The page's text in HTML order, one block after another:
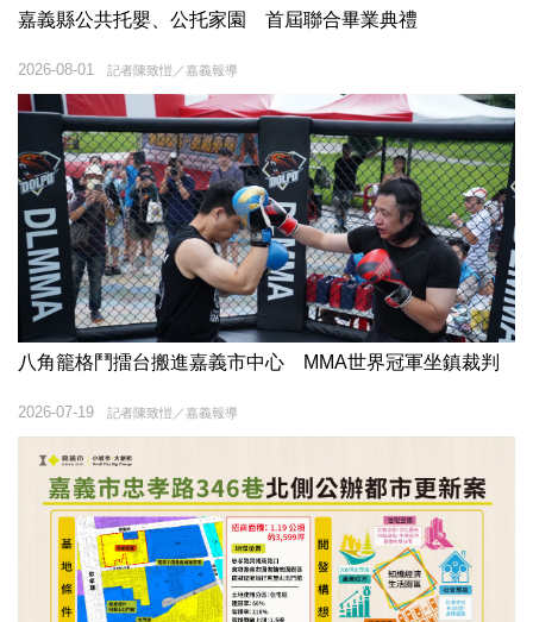
嘉義縣公共托嬰、公托家園 首屆聯合畢業典禮
記者陳致愷／嘉義報導
2026-08-01
八角籠格鬥擂台搬進嘉義市中心 MMA世界冠軍坐鎮裁判
記者陳致愷／嘉義報導
2026-07-19